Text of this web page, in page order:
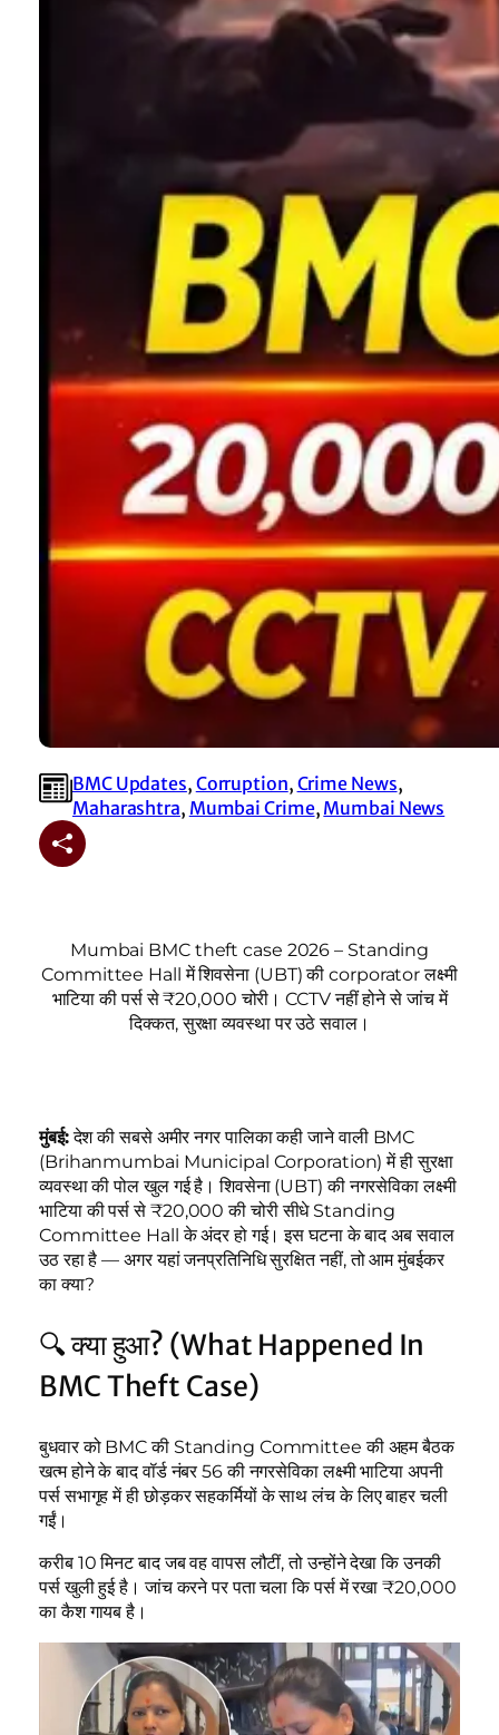
BMC Updates, Corruption, Crime News
Maharashtra, Mumbai Crime, Mumbai News
Mumbai BMC theft case 2026 – Standing
Committee Hall में शिवसेना (UBT) की corporator लक्ष्मी
भाटिया की पर्स से ₹20,000 चोरी। CCTV नहीं होने से जांच में
दिक्कत, सुरक्षा व्यवस्था पर उठे सवाल।
मुंबई:देश की सबसे अमीर नगर पालिका कही जाने वाली BMC
(Brihanmumbai Municipal Corporation) में ही सुरक्षा
व्यवस्था की पोल खुल गई है। शिवसेना (UBT) की नगरसेविका लक्ष्मी
भाटिया की पर्स से ₹20,000 की चोरी सीधे Standing
Committee Hall के अंदर हो गई। इस घटना के बाद अब सवाल
उठ रहा है — अगर यहां जनप्रतिनिधि सुरक्षित नहीं, तो आम मुंबईकर
का क्या?
🔍 क्या हुआ? (What Happened In
BMC Theft Case)
बुधवार को BMC की Standing Committee की अहम बैठक
खत्म होने के बाद वॉर्ड नंबर 56 की नगरसेविका लक्ष्मी भाटिया अपनी
पर्स सभागृह में ही छोड़कर सहकर्मियों के साथ लंच के लिए बाहर चली
गईं।
करीब 10 मिनट बाद जब वह वापस लौटीं, तो उन्होंने देखा कि उनकी
पर्स खुली हुई है। जांच करने पर पता चला कि पर्स में रखा ₹20,000
का कैश गायब है।